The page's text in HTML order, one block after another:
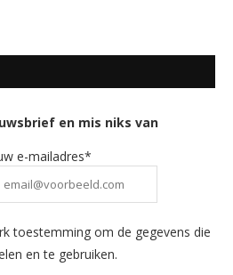
en mis niks van
e-mailadres*
toestemming om de gegevens die
en te gebruiken.